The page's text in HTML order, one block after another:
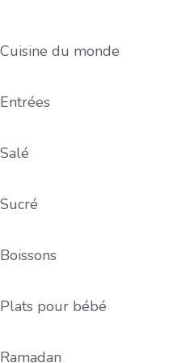
Cuisine du monde
Entrées
Salé
Sucré
Boissons
Plats pour bébé
Ramadan